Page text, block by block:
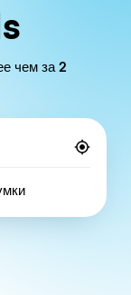
чем за 2
of bags